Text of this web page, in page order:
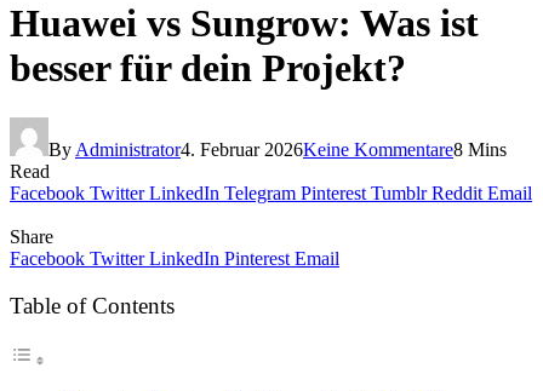
Huawei vs Sungrow: Was ist
besser für dein Projekt?
By Administrator4. Februar 2026Keine Kommentare8 Mins
Read
Facebook Twitter LinkedIn Telegram Pinterest Tumblr Reddit Email
Share
Facebook Twitter LinkedIn Pinterest Email
Table of Contents